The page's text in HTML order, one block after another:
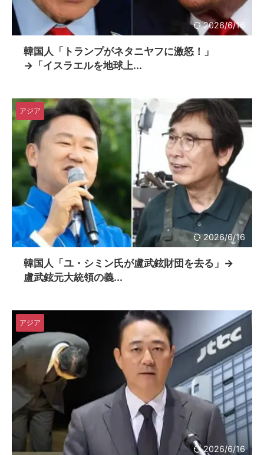
2026/6/16
韓国人「トランプがネタニヤフに激怒！」
→「イスラエルを地球上...
2026/6/16
アジア
韓国人「ユ・シミン氏が盧武鉉財団を去る」→
盧武鉉元大統領の義...
2026/6/16
アジア